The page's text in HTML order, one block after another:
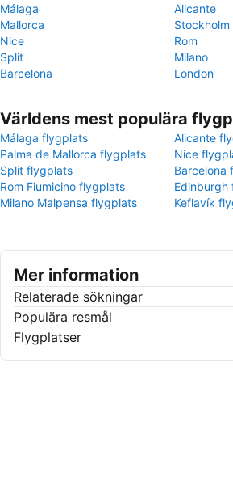
Málaga
Alicante
Mallorca
Stockholm
Nice
Rom
Split
Milano
Barcelona
London
Världens mest populära
Málaga flygplats
Alicante
Palma de Mallorca flygplats
Nice
Split flygplats
Barcelona
Rom Fiumicino flygplats
Edinburgh
Milano Malpensa flygplats
Keflavík
Mer information
Relaterade sökningar
Populära resmål
Flygplatser